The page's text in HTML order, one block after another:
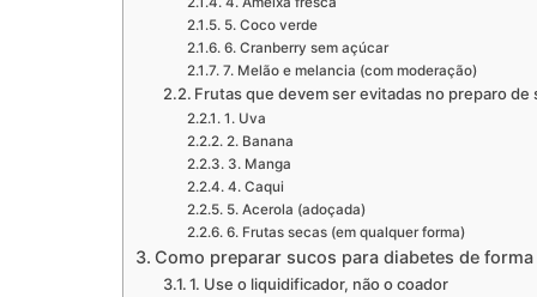
5. Coco verde
6. Cranberry sem açúcar
7. Melão e melancia (com moderação)
Frutas que devem ser evitadas no preparo de
1. Uva
2. Banana
3. Manga
4. Caqui
5. Acerola (adoçada)
6. Frutas secas (em qualquer forma)
Como preparar sucos para diabetes de
1. Use o liquidificador, não o coador